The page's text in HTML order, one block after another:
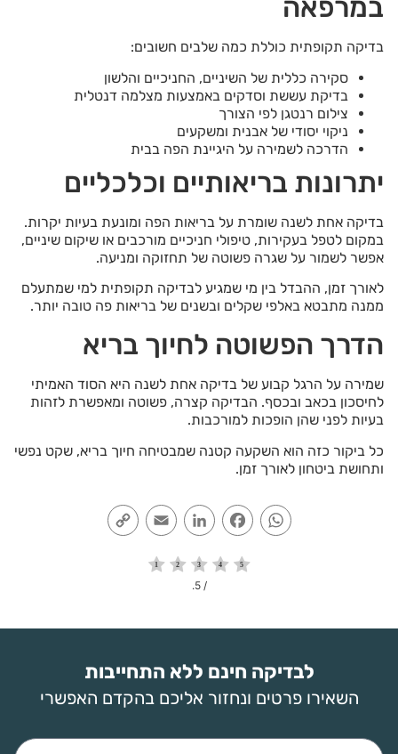
במרפאה
בדיקה תקופתית כוללת כמה שלבים חשובים:
סקירה כללית של השיניים, החניכיים והלשון
בדיקת עששת וסדקים באמצעות מצלמה דנטלית
צילום רנטגן לפי הצורך
ניקוי יסודי של אבנית ומשקעים
הדרכה לשמירה על היגיינת הפה בבית
יתרונות בריאותיים וכלכליים
בדיקה אחת לשנה שומרת על בריאות הפה ומונעת בעיות יקרות.
במקום לטפל בעקירות, טיפולי חניכיים מורכבים או שיקום שיניים,
אפשר לשמור על שגרה פשוטה של תחזוקה ומניעה.
לאורך זמן, ההבדל בין מי שמגיע לבדיקה תקופתית למי שמתעלם
ממנה מתבטא באלפי שקלים ובשנים של בריאות פה טובה יותר.
הדרך הפשוטה לחיוך בריא
שמירה על הרגל קבוע של בדיקה אחת לשנה היא הסוד האמיתי
לחיסכון בכאב ובכסף. הבדיקה קצרה, פשוטה ומאפשרת לזהות
בעיות לפני שהן הופכות למורכבות.
כל ביקור כזה הוא השקעה קטנה שמבטיחה חיוך בריא, שקט נפשי
ותחושת ביטחון לאורך זמן.
WhatsApp
Facebook
LinkedIn
Email
/ 5.
לבדיקה חינם ללא התחייבות
השאירו פרטים ונחזור אליכם בהקדם האפשרי